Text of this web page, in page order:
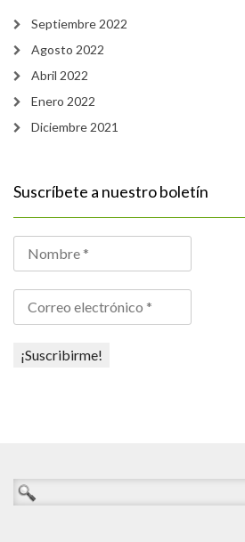
Septiembre 2022
Agosto 2022
Abril 2022
Enero 2022
Diciembre 2021
Suscríbete a nuestro boletín